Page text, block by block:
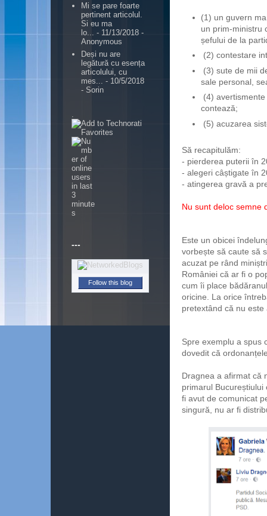
(1) un guvern
un prim-ministru
șefului de la
(2) contestare
(3) sute de mii
sale personal,
(4)
contează;
(5) acuzarea
Să recapitulăm:
- pierderea puterii în
- alegeri câștigate în
- atingerea gravă a
Nu sunt deloc semne
Este un obicei
vorbește să caute să
acuzat pe rând
României că ar fi o
cum îi place
oricine. La orice
pretextând că nu
Spre exemplu a spus
dovedit că
Dragnea a afirmat că
primarul
fi avut de comunicat
singură, nu ar fi
Mi se pare foarte
pertinent articolul.
Si eu ma
lo...
- 11/13/2018 -
Anonymous
Deși nu are
legătură cu esența
articolului, cu
mes... - 10/5/2018
- Sorin
---
Follow this blog